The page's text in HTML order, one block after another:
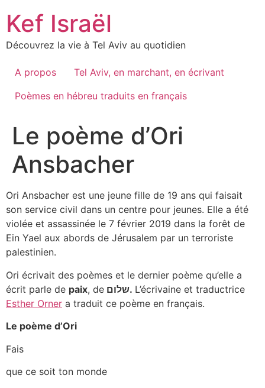
content
Kef Israël
Découvrez la vie à Tel Aviv au quotidien
A propos
Tel Aviv, en marchant, en écrivant
Poèmes en hébreu traduits en français
Le poème d’Ori
Ansbacher
Ori Ansbacher est une jeune fille de 19 ans qui faisait
son service civil dans un centre pour jeunes. Elle a été
violée et assassinée le 7 février 2019 dans la forêt de
Ein Yael aux abords de Jérusalem par un terroriste
palestinien.
Ori écrivait des poèmes et le dernier poème qu’elle a
écrit parle de paix, de שלום. L’écrivaine et traductrice
Esther Orner a traduit ce poème en français.
Le poème d’Ori
Fais
que ce soit ton monde